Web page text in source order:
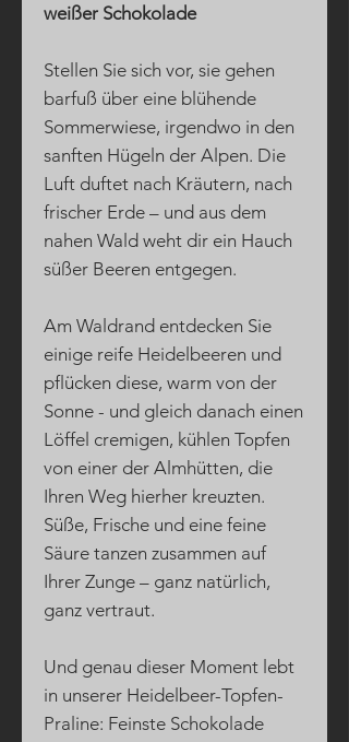
weißer Schokolade
Stellen Sie sich vor, sie gehen
barfuß über eine blühende
Sommerwiese, irgendwo in den
sanften Hügeln der Alpen. Die
Luft duftet nach Kräutern, nach
frischer Erde – und aus dem
nahen Wald weht dir ein Hauch
süßer Beeren entgegen.
Am Waldrand entdecken Sie
einige reife Heidelbeeren und
pflücken diese, warm von der
Sonne - und gleich danach einen
Löffel cremigen, kühlen Topfen
von einer der Almhütten, die
Ihren Weg hierher kreuzten.
Süße, Frische und eine feine
Säure tanzen zusammen auf
Ihrer Zunge – ganz natürlich,
ganz vertraut.
Und genau dieser Moment lebt
in unserer Heidelbeer-Topfen-
Praline: Feinste Schokolade